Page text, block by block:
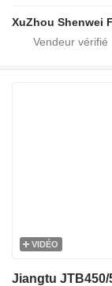
VIDÉO
Jiangtu JTB450/